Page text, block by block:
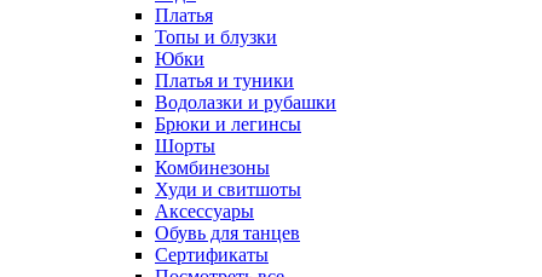
Платья
Топы и блузки
Юбки
Платья и туники
Водолазки и рубашки
Брюки и легинсы
Шорты
Комбинезоны
Худи и свитшоты
Аксессуары
Обувь для танцев
Сертификаты